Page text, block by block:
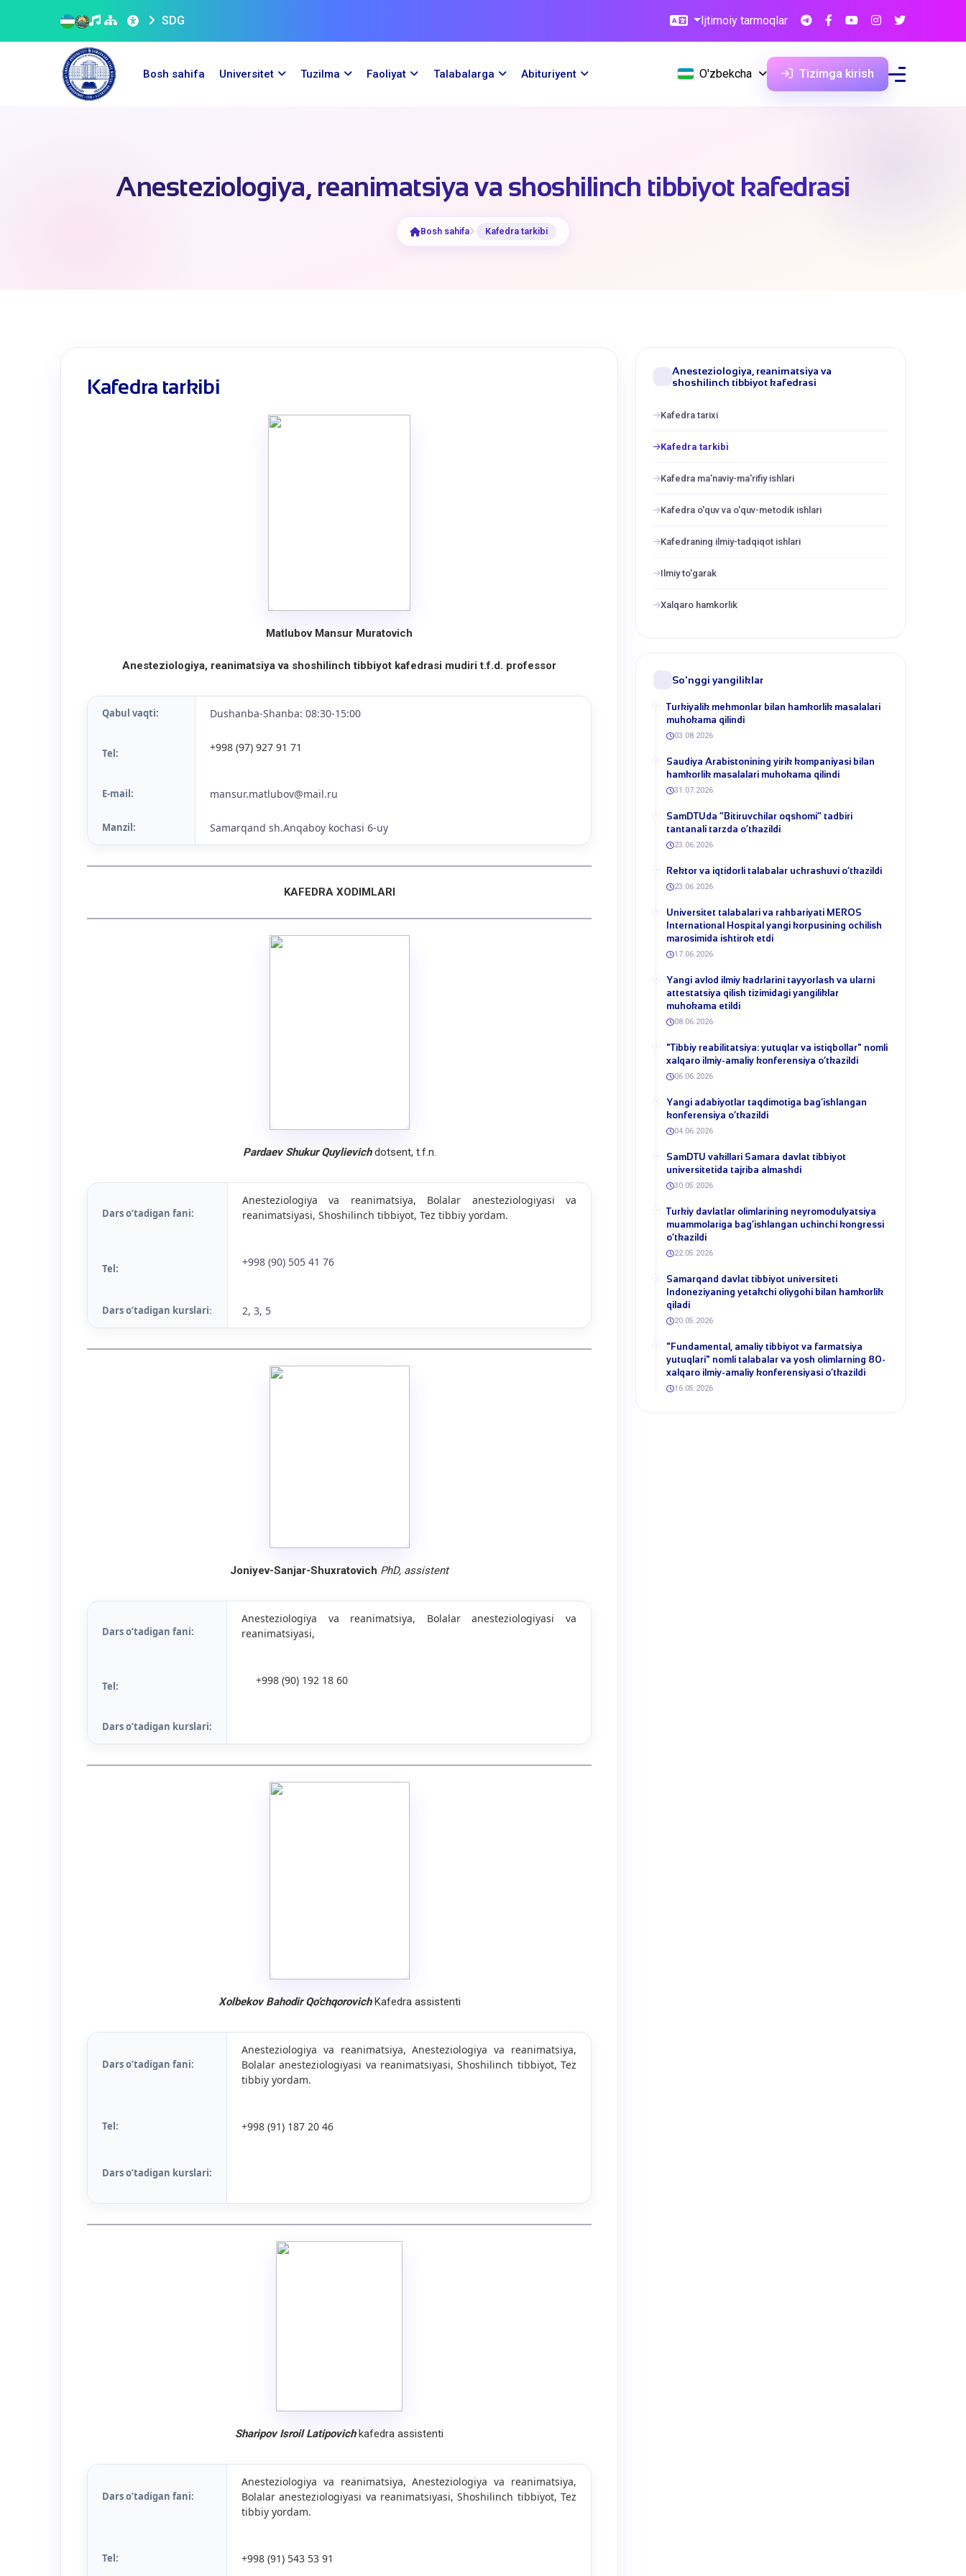
SDG Ijtimoiy tarmoqlar
Bosh sahifa Universitet Tuzilma Faoliyat Talabalarga Abituriyent O'zbekcha Tizimga kirish
Anesteziologiya, reanimatsiya va shoshilinch tibbiyot kafedrasi
Bosh sahifa Kafedra tarkibi
Kafedra tarkibi
Matlubov Mansur Muratovich
Anesteziologiya, reanimatsiya va shoshilinch tibbiyot kafedrasi mudiri t.f.d. professor
Qabul vaqti: Dushanba-Shanba: 08:30-15:00
Tel: +998 (97) 927 91 71
E-mail: mansur.matlubov@mail.ru
Manzil: Samarqand sh.Anqaboy kochasi 6-uy
KAFEDRA XODIMLARI
Pardaev Shukur Quylievichdotsent, t.f.n.
Dars o’tadigan fani:
Anesteziologiya va reanimatsiya, Bolalar anesteziologiyasi va
reanimatsiyasi, Shoshilinch tibbiyot, Tez tibbiy yordam.
Tel: +998 (90) 505 41 76
Dars o’tadigan kurslari: 2, 3, 5
Joniyev-Sanjar-Shuxratovich PhD, assistent
Dars o’tadigan fani:
Anesteziologiya va reanimatsiya, Bolalar anesteziologiyasi va
reanimatsiyasi,
Tel: +998 (90) 192 18 60
Dars o’tadigan kurslari:
Xolbekov Bahodir Qo’chqorovichKafedra assistenti
Dars o’tadigan fani:
Anesteziologiya va reanimatsiya, Anesteziologiya va reanimatsiya,
Bolalar anesteziologiyasi va reanimatsiyasi, Shoshilinch tibbiyot, Tez
tibbiy yordam.
Tel: +998 (91) 187 20 46
Dars o’tadigan kurslari:
Sharipov Isroil Latipovichkafedra assistenti
Dars o’tadigan fani:
Anesteziologiya va reanimatsiya, Anesteziologiya va reanimatsiya,
Bolalar anesteziologiyasi va reanimatsiyasi, Shoshilinch tibbiyot, Tez
tibbiy yordam.
Tel: +998 (91) 543 53 91
Anesteziologiya, reanimatsiya va
shoshilinch tibbiyot kafedrasi
Kafedra tarixi
Kafedra tarkibi
Kafedra ma'naviy-ma'rifiy ishlari
Kafedra o'quv va o'quv-metodik ishlari
Kafedraning ilmiy-tadqiqot ishlari
Ilmiy to'garak
Xalqaro hamkorlik
So'nggi yangiliklar
Turkiyalik mehmonlar bilan hamkorlik masalalari
muhokama qilindi
03.08.2026
​Saudiya Arabistonining yirik kompaniyasi bilan
hamkorlik masalalari muhokama qilindi
31.07.2026
​SamDTUda “Bitiruvchilar oqshomi” tadbiri
tantanali tarzda o‘tkazildi
23.06.2026
​Rektor va iqtidorli talabalar uchrashuvi o‘tkazildi
23.06.2026
Universitet talabalari va rahbariyati MEROS
International Hospital yangi korpusining ochilish
marosimida ishtirok etdi
17.06.2026
Yangi avlod ilmiy kadrlarini tayyorlash va ularni
attestatsiya qilish tizimidagi yangiliklar
muhokama etildi
08.06.2026
​"Tibbiy reabilitatsiya: yutuqlar va istiqbollar" nomli
xalqaro ilmiy-amaliy konferensiya o‘tkazildi
06.06.2026
​Yangi adabiyotlar taqdimotiga bag‘ishlangan
konferensiya o‘tkazildi
04.06.2026
SamDTU vakillari Samara davlat tibbiyot
universitetida tajriba almashdi
30.05.2026
​Turkiy davlatlar olimlarining neyromodulyatsiya
muammolariga bag‘ishlangan uchinchi kongressi
o‘tkazildi
22.05.2026
Samarqand davlat tibbiyot universiteti
Indoneziyaning yetakchi oliygohi bilan hamkorlik
qiladi
20.05.2026
​"Fundamental, amaliy tibbiyot va farmatsiya
yutuqlari" nomli talabalar va yosh olimlarning 80-
xalqaro ilmiy-amaliy konferensiyasi o‘tkazildi
16.05.2026